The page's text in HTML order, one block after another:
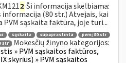
2 Ši informacija skelbiama:
(80 str.) Atvejais, kai
sąskaita faktūra, joje turi...
sąskaita supaprastinta
pvmį 80 str
str
Mokesčių žinyno kategorijos:
» PVM sąskaitos faktūros,
skyrius) » PVM sąskaitos